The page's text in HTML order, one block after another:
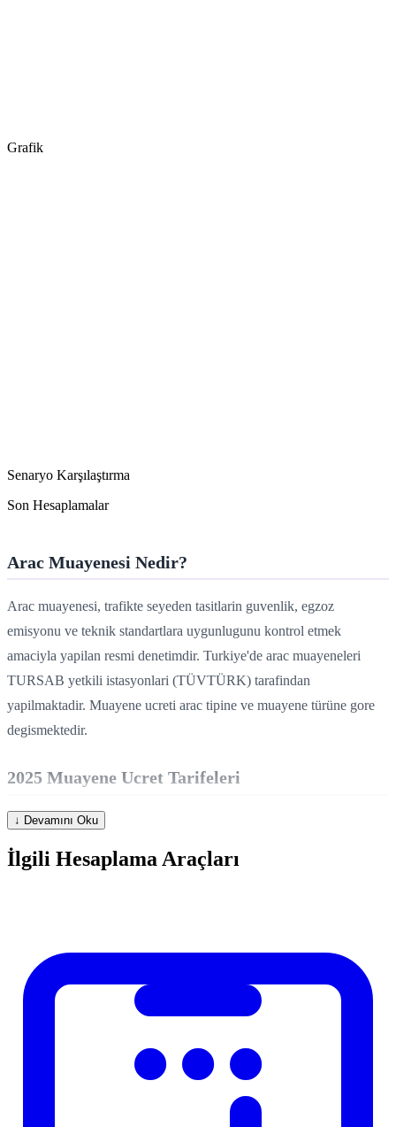
Grafik
Senaryo Karşılaştırma
Son Hesaplamalar
Arac Muayenesi Nedir?
Arac muayenesi, trafikte seyeden tasitlarin guvenlik, egzoz
emisyonu ve teknik standartlara uygunlugunu kontrol etmek
amaciyla yapilan resmi denetimdir. Turkiye'de arac muayeneleri
TURSAB yetkili istasyonlari (TÜVTÜRK) tarafindan
yapilmaktadir. Muayene ucreti arac tipine ve muayene türüne gore
degismektedir.
2025 Muayene Ucret Tarifeleri
Binek Otomobil (0-3
Minibus
Kamyonet 1 yil
~1000-1500
~400-600
↓ Devamını Oku
İlgili Hesaplama Araçları